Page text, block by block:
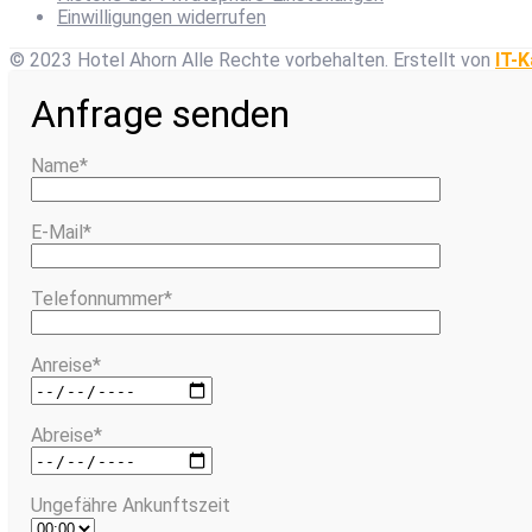
Einwilligungen widerrufen
© 2023 Hotel Ahorn Alle Rechte vorbehalten. Erstellt von IT-
Anfrage senden
Name*
E-Mail*
Telefonnummer*
Anreise*
Abreise*
Ungefähre Ankunftszeit